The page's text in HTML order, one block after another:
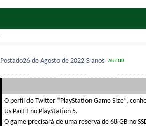
Postado26 de Agosto de 2022 3 anos AUTOR
O perfil de Twitter “PlayStation Game Size”,
Us Part I no PlayStation 5.
O game precisará de uma reserva de 68 GB no